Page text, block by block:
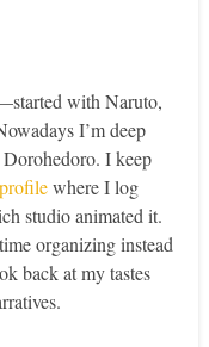
with Naruto,
I’m deep
I keep
where I log
studio animated it.
organizing instead
back at my tastes